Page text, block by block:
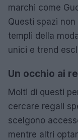
marchi come
Questi spazi
templi della
unici e trend
Un occhio ai
Molti di questi
cercare regali
scelgono
mentre altri